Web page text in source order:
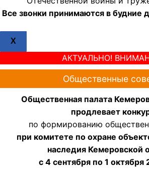
Все звонки принимаются в будние
X
АКТУАЛЬНО!
Общественные
Общественная палата
продлевает
по формированию
при комитете по охране
наследия Кемеровской
с 4 сентября по 1 октября